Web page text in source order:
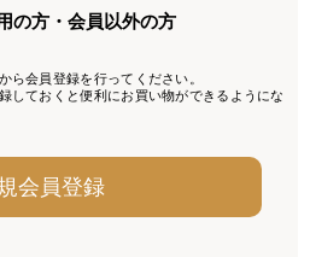
の方・会員以外の方
ら会員登録を行ってください。
しておくと便利にお買い物ができるようにな